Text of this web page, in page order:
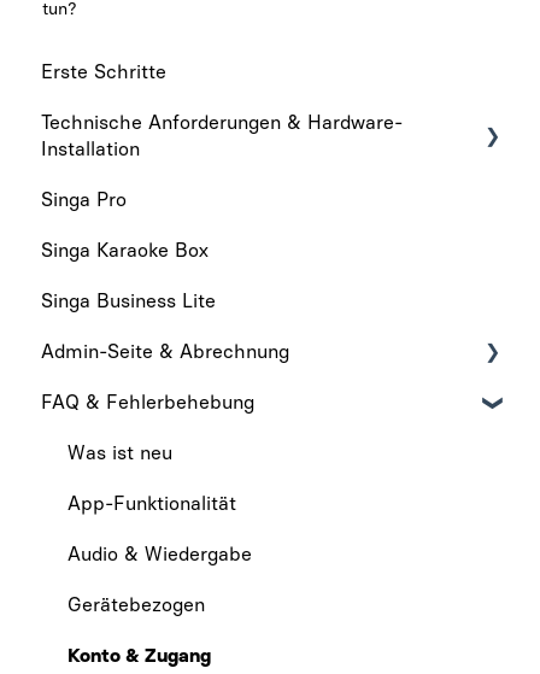
tun?
Erste Schritte
Technische Anforderungen & Hardware-
Installation
Technische anforderungen
Hardware-Installation
Singa Pro
Singa Karaoke Box
Singa Business Lite
Admin-Seite & Abrechnung
Admin-Seite
Abrechnung
FAQ & Fehlerbehebung
Was ist neu
App-Funktionalität
Audio & Wiedergabe
Gerätebezogen
Konto & Zugang